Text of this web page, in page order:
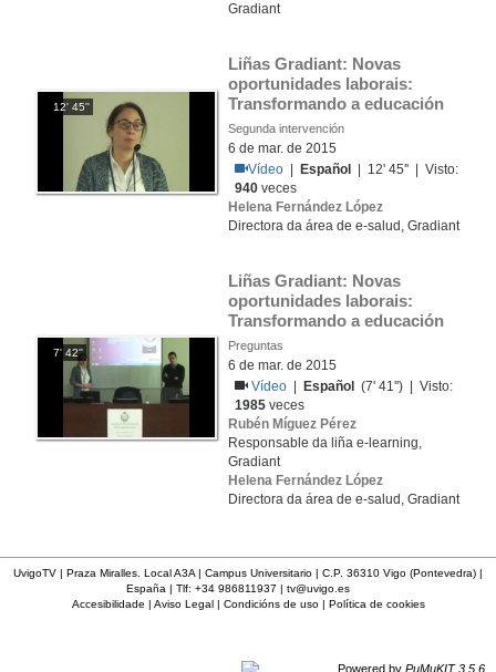
Gradiant
12' 45''
Liñas Gradiant: Novas
oportunidades laborais:
Transformando a educación
Segunda intervención
6 de mar. de 2015
Vídeo
Español
| 12' 45'' | Visto:
940 veces
Helena Fernández López
Directora da área de e-salud, Gradiant
7' 42''
Liñas Gradiant: Novas
oportunidades laborais:
Transformando a educación
Preguntas
6 de mar. de 2015
Vídeo
Español
(7' 41'') | Visto:
1985 veces
Rubén Míguez Pérez
Responsable da liña e-learning,
Gradiant
Helena Fernández López
Directora da área de e-salud, Gradiant
UvigoTV | Praza Miralles. Local A3A | Campus Universitario | C.P. 36310 Vigo (Pontevedra) |
España | Tlf: +34 986811937 | tv@uvigo.es
Accesibilidade | Aviso Legal| Condicións de uso| Política de cookies
Powered by PuMuKIT 3.5.6